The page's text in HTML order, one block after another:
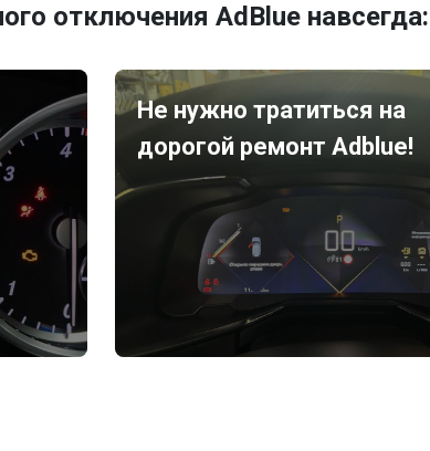
отключения AdBlue навсегда:
Не нужно тратиться на
дорогой ремонт Adblue!